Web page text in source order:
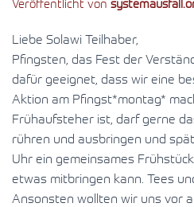
Veröffentlicht von
Liebe Solawi Teilhaber,
Pfingsten, das Fest der
dafür geeignet, dass wir eine
Aktion am Pfingst*montag*
Frühaufsteher ist, darf gerne
rühren und ausbringen und
Uhr ein gemeinsames
etwas mitbringen kann. Tees
Ansonsten wollten wir uns vor